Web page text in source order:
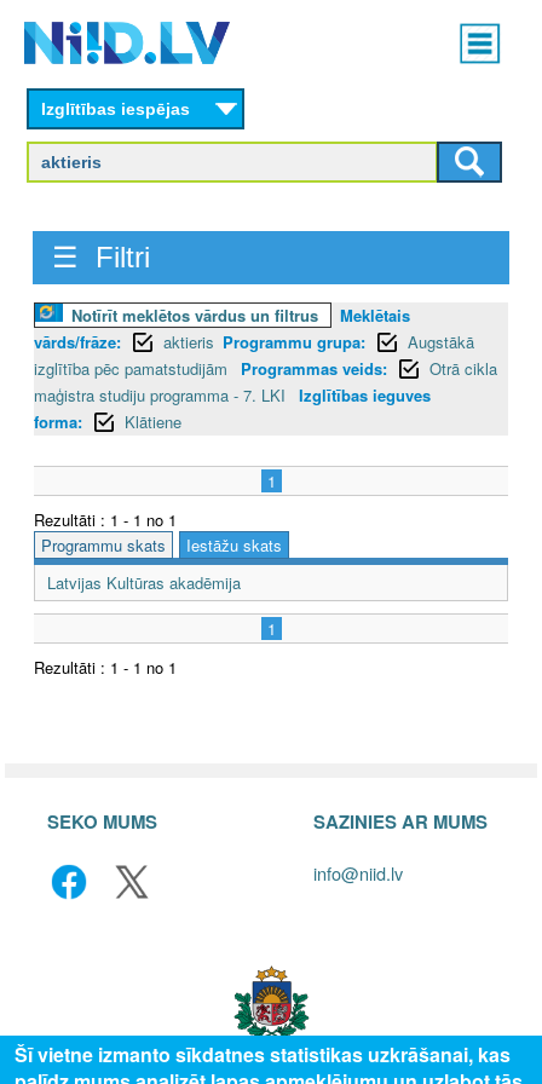
content
Main
menu
Izglītības iespējas
☰ Filtri
Notīrīt meklētos vārdus un filtrus
Meklētais
vārds/frāze:
aktieris Programmu grupa:
Augstākā
izglītība pēc pamatstudijām
Programmas veids:
Otrā cikla
maģistra studiju programma - 7. LKI
Izglītības ieguves
forma:
Klātiene
1
Rezultāti : 1 - 1 no 1
Programmu skats
Iestāžu skats
Latvijas Kultūras akadēmija
1
Rezultāti : 1 - 1 no 1
SEKO MUMS SAZINIES AR MUMS
info@niid.lv
Šī vietne izmanto sīkdatnes statistikas uzkrāšanai, kas